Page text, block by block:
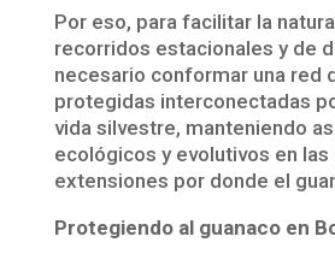
Por eso, para facilitar la
recorridos estacionales y de
necesario conformar una red
protegidas interconectadas
vida silvestre, manteniendo
ecológicos y evolutivos en las
extensiones por donde el
Protegiendo al guanaco en